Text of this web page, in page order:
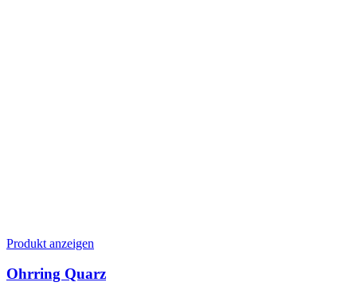
Produkt anzeigen
Ohrring Quarz